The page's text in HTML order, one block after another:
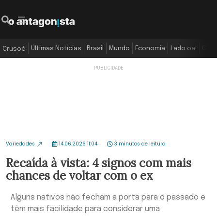
Crusoé Últimas Notícias Brasil Mundo Economia Lado oa!
Variedades 14.06.2026 11:04 3 minutos de leitura
Recaída à vista: 4 signos com mais
chances de voltar com o ex
Alguns nativos não fecham a porta para o passado e
têm mais facilidade para considerar uma